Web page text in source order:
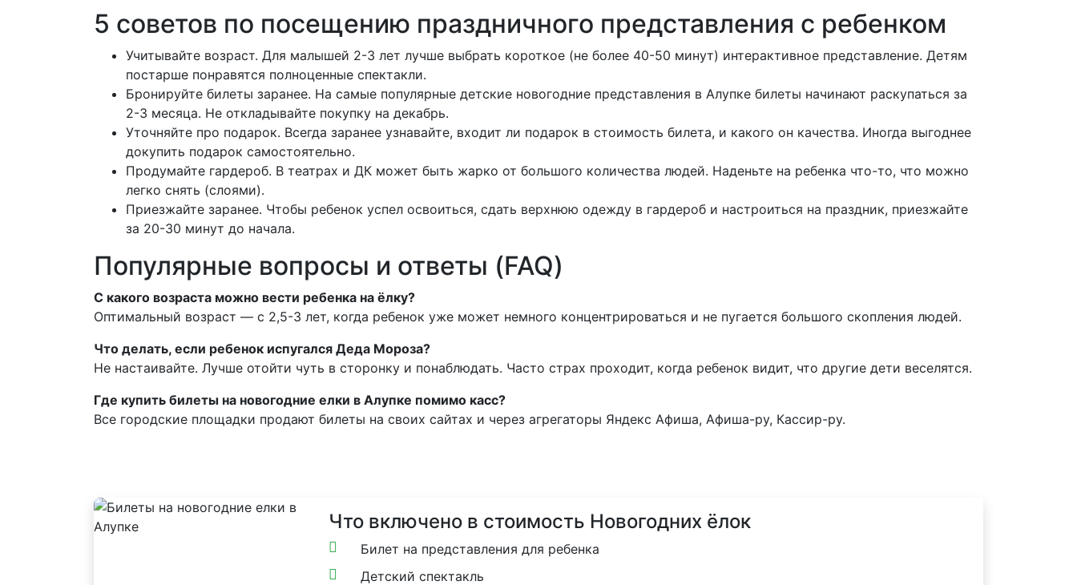
5 советов по посещению праздничного представления с ребенком
Учитывайте возраст. Для малышей 2-3 лет лучше выбрать короткое (не более 40-50 минут) интерактивное представление. Детям
постарше понравятся полноценные спектакли.
Бронируйте билеты заранее. На самые популярные детские новогодние представления в Алупке билеты начинают раскупаться за
2-3 месяца. Не откладывайте покупку на декабрь.
Уточняйте про подарок. Всегда заранее узнавайте, входит ли подарок в стоимость билета, и какого он качества. Иногда выгоднее
докупить подарок самостоятельно.
Продумайте гардероб. В театрах и ДК может быть жарко от большого количества людей. Наденьте на ребенка что-то, что можно
легко снять (слоями).
Приезжайте заранее. Чтобы ребенок успел освоиться, сдать верхнюю одежду в гардероб и настроиться на праздник, приезжайте
за 20-30 минут до начала.
Популярные вопросы и ответы (FAQ)
С какого возраста можно вести ребенка на ёлку?
Оптимальный возраст — с 2,5-3 лет, когда ребенок уже может немного концентрироваться и не пугается большого скопления людей.
Что делать, если ребенок испугался Деда Мороза?
Не настаивайте. Лучше отойти чуть в сторонку и понаблюдать. Часто страх проходит, когда ребенок видит, что другие дети веселятся.
Где купить билеты на новогодние елки в Алупке помимо касс?
Все городские площадки продают билеты на своих сайтах и через агрегаторы Яндекс Афиша, Афиша-ру, Кассир-ру.
Что включено в стоимость Новогодних ёлок
Билет на представления для ребенка
Детский спектакль